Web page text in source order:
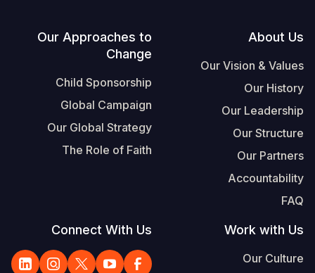
Footer
About Us
Our Vision & Values
Our History
Our Leadership
Our Structure
Our Partners
Accountability
FAQ
Our Approaches to
Change
Child Sponsorship
Global Campaign
Our Global Strategy
The Role of Faith
Work with Us
Our Culture
Connect With Us